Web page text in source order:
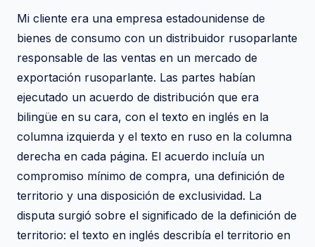
Mi cliente era una empresa estadounidense de
bienes de consumo con un distribuidor rusoparlante
responsable de las ventas en un mercado de
exportación rusoparlante. Las partes habían
ejecutado un acuerdo de distribución que era
bilingüe en su cara, con el texto en inglés en la
columna izquierda y el texto en ruso en la columna
derecha en cada página. El acuerdo incluía un
compromiso mínimo de compra, una definición de
territorio y una disposición de exclusividad. La
disputa surgió sobre el significado de la definición de
territorio: el texto en inglés describía el territorio en